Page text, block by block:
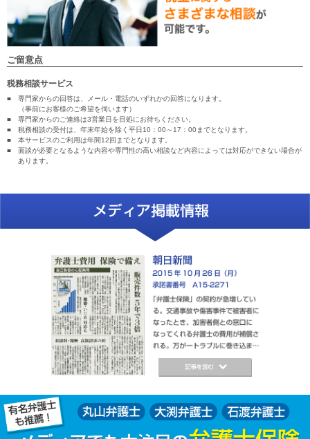
ご留意点
税務相談サービス
■
専門家からの回答は、メール・電話のいずれかの回答になります。
（事前にお客様のご希望を伺います）
■
専門家からのご連絡は3営業日を目処にお待ちください。
■
税務相談の受付は、年末年始を除く平日10：00～17：00までとなります。
■
本サービスのご利用は年間12回までとなります。
■
面談が必要となるような内容や専門性の高い相談など内容によっては対応ができない場合が
あります。